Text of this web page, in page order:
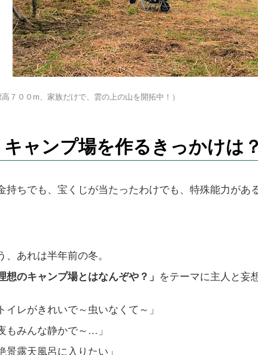
高７００m、家族だけで、雲の上の山を開拓中！）
キャンプ場を作るきっかけは？
持ちでも、宝くじが当たったわけでも、特殊能力があ
、あれは半年前の冬。
想のキャンプ場とはなんぞや？」 をテーマに主人と妄
イレがきれいで～虫いなくて～」
もみんな静かで～…」
景露天風呂に入りたい」